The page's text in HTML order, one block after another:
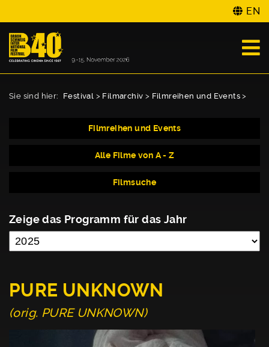
EN
Sie sind hier: Festival > Filmarchiv > Filmreihen und Events >
Filmreihen und Events
Alle Filme von A - Z
Filmsuche
Zeige das Programm für das Jahr
PURE UNKNOWN
(orig. PURE UNKNOWN)